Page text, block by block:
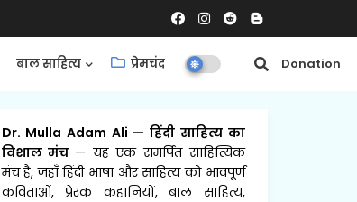
बाल साहित्य प्रेमचंद समीक्षाएँ Donation
Dr. Mulla Adam Ali —हिंदी साहित्य का
विशाल मंच — यह एक समर्पित साहित्यिक
मंच है, जहाँ हिंदी भाषा और साहित्य को भावपूर्ण
कविताओं, प्रेरक कहानियों, बाल साहित्य,